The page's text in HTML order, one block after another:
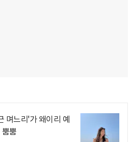
며느리'가 왜이리 예
뿜뿜